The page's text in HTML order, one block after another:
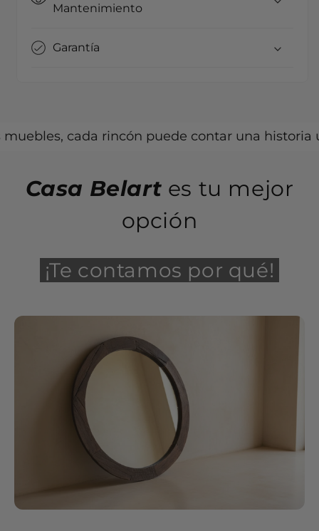
Mantenimiento
Garantía
cada rincón puede contar una historia única.
Casa Belart es tu mejor
opción
¡Te contamos por qué!